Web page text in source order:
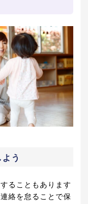
う
ることもあります
絡を怠ることで保